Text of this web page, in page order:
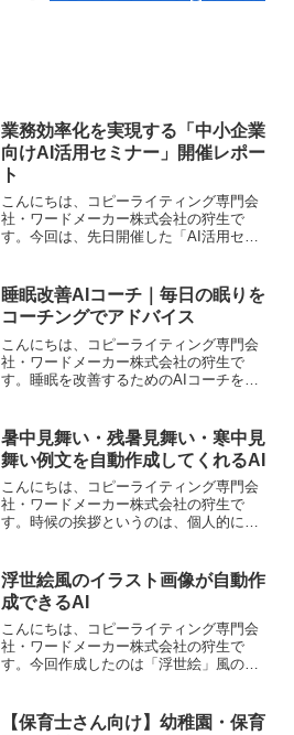
業務効率化を実現する「中小企業
向けAI活用セミナー」開催レポー
ト
こんにちは、コピーライティング専門会
社・ワードメーカー株式会社の狩生で
す。今回は、先日開催した「AI活用セミ
く聞くようになったけれど、「実際の業
務にどうやって取り入れ...
睡眠改善AIコーチ｜毎日の眠りを
コーチングでアドバイス
こんにちは、コピーライティング専門会
社・ワードメーカー株式会社の狩生で
す。睡眠を改善するためのAIコーチをつ
の導入として気軽に使用していただける
のではないかと思います。...
暑中見舞い・残暑見舞い・寒中見
舞い例文を自動作成してくれるAI
こんにちは、コピーライティング専門会
社・ワードメーカー株式会社の狩生で
す。時候の挨拶というのは、個人的には
る「時候の挨拶」。丁寧なコミュニケー
ションとして大切だと分かっ...
浮世絵風のイラスト画像が自動作
成できるAI
こんにちは、コピーライティング専門会
社・ワードメーカー株式会社の狩生で
す。今回作成したのは「浮世絵」風のイ
です。浮世絵とはちょっと違って、イラ
【保育士さん向け】幼稚園・保育